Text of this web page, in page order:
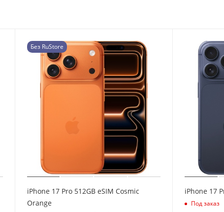
Без RuStore
iPhone 17 Pro 512GB eSIM Cosmic
Orange
iPhone 17
Под заказ